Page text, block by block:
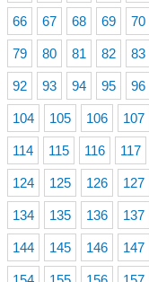
66 67 68 69 70
79 80 81 82 83
92 93 94 95 96
104 105 106 107
114 115 116 117
124 125 126 127
134 135 136 137
144 145 146 147